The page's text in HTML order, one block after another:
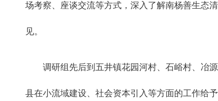
场考察、座谈交流等方式，深入了解南杨善生态
见。
调研组先后到五井镇花园河村、石峪村、冶
县在小流域建设、社会资本引入等方面的工作给